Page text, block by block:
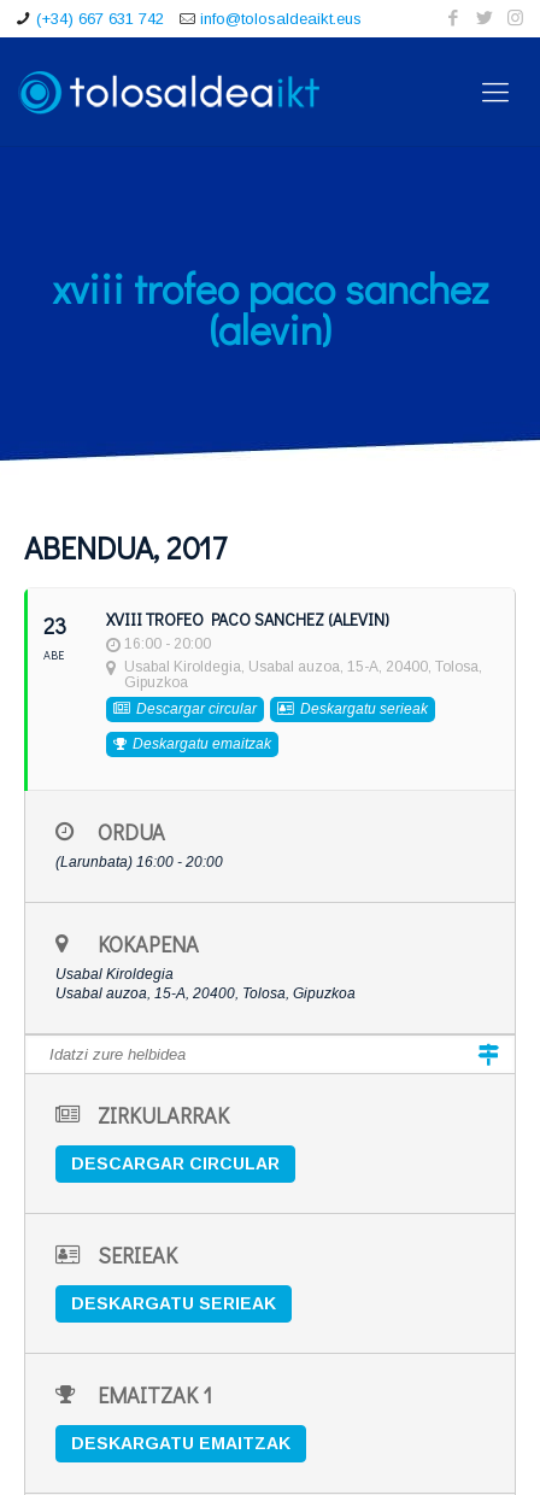
(+34) 667 631 742 info@tolosaldeaikt.eus
xviii trofeo paco sanchez
(alevin)
ABENDUA, 2017
23
ABE
XVIII TROFEO PACO SANCHEZ (ALEVIN)
16:00 - 20:00
Usabal Kiroldegia, Usabal auzoa, 15-A, 20400, Tolosa,
Gipuzkoa
Descargar circular
Deskargatu serieak
Deskargatu emaitzak
ORDUA
(Larunbata) 16:00 - 20:00
KOKAPENA
Usabal Kiroldegia
Usabal auzoa, 15-A, 20400, Tolosa, Gipuzkoa
ZIRKULARRAK
DESCARGAR CIRCULAR
SERIEAK
DESKARGATU SERIEAK
EMAITZAK 1
DESKARGATU EMAITZAK